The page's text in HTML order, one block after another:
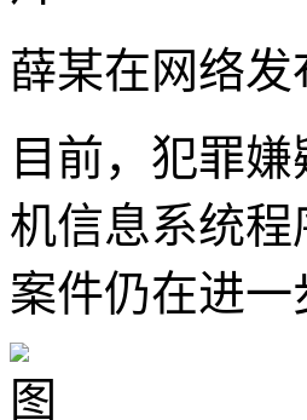
薛某在网络
目前，犯罪
机信息系统
案件仍在进一